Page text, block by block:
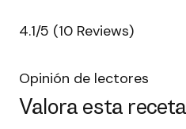
4.1/5 (10 Reviews)
Opinión de lectores
Valora esta receta